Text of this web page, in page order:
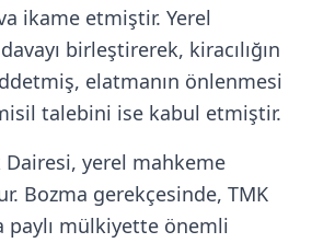
ikame etmiştir. Yerel
birleştirerek, kiracılığın
elatmanın önlenmesi
talebini ise kabul etmiştir.
Dairesi, yerel mahkeme
Bozma gerekçesinde, TMK
paylı mülkiyette önemli